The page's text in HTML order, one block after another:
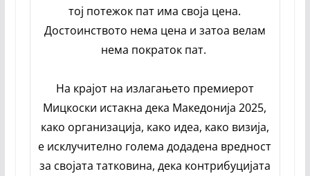
тој потежок пат има своја цена.
Достоинството нема цена и затоа велам
нема пократок пат.
На крајот на излагањето премиерот
Мицкоски истакна дека Македонија 2025,
како организација, како идеа, како визија,
е исклучително голема додадена вредност
за својата татковина, дека контрибуцијата